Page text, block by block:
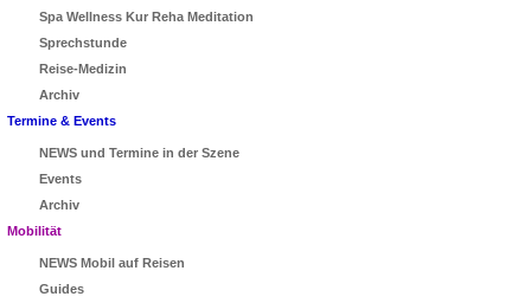
Spa Wellness Kur Reha Meditation
Sprechstunde
Reise-Medizin
Archiv
Termine & Events
NEWS und Termine in der Szene
Events
Archiv
Mobilität
NEWS Mobil auf Reisen
Guides